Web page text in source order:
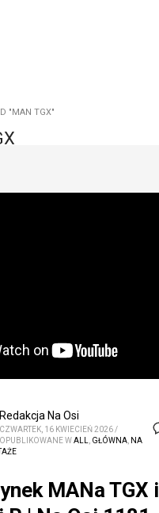
"MAN TGX"
Redakcja Na Osi
CZWARTEK, 16 KWIECIEŃ 2026/
OPUBLIKOWANE WALL, GŁÓWNA, NA
MANa TGX i